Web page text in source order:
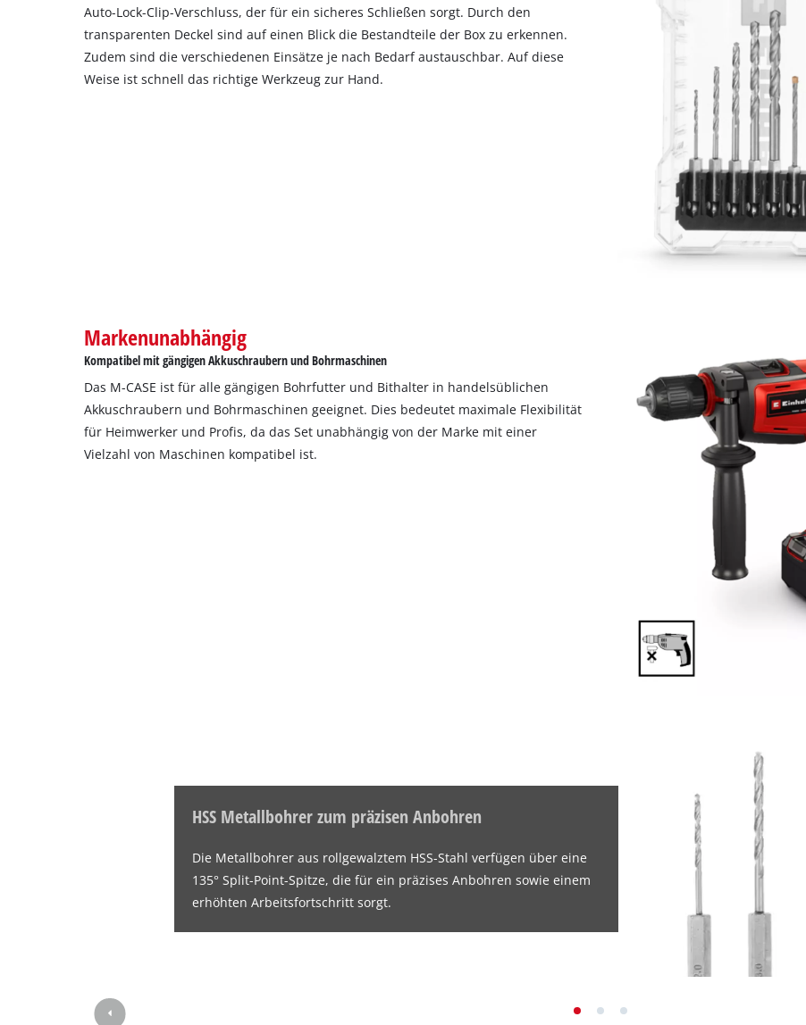
Auto-Lock-Clip-Verschluss, der für ein sicheres Schließen sorgt. Durch den
transparenten Deckel sind auf einen Blick die Bestandteile der Box zu erkennen.
Zudem sind die verschiedenen Einsätze je nach Bedarf austauschbar. Auf diese
Weise ist schnell das richtige Werkzeug zur Hand.
Markenunabhängig
Kompatibel mit gängigen Akkuschraubern und Bohrmaschinen
Das M-CASE ist für alle gängigen Bohrfutter und Bithalter in handelsüblichen
Akkuschraubern und Bohrmaschinen geeignet. Dies bedeutet maximale Flexibilität
für Heimwerker und Profis, da das Set unabhängig von der Marke mit einer
Vielzahl von Maschinen kompatibel ist.
HSS Metallbohrer zum präzisen Anbohren
Die Metallbohrer aus rollgewalztem HSS-Stahl verfügen über eine
135° Split-Point-Spitze, die für ein präzises Anbohren sowie einem
erhöhten Arbeitsfortschritt sorgt.